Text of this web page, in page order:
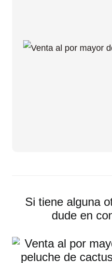
Si tiene alguna
dude en